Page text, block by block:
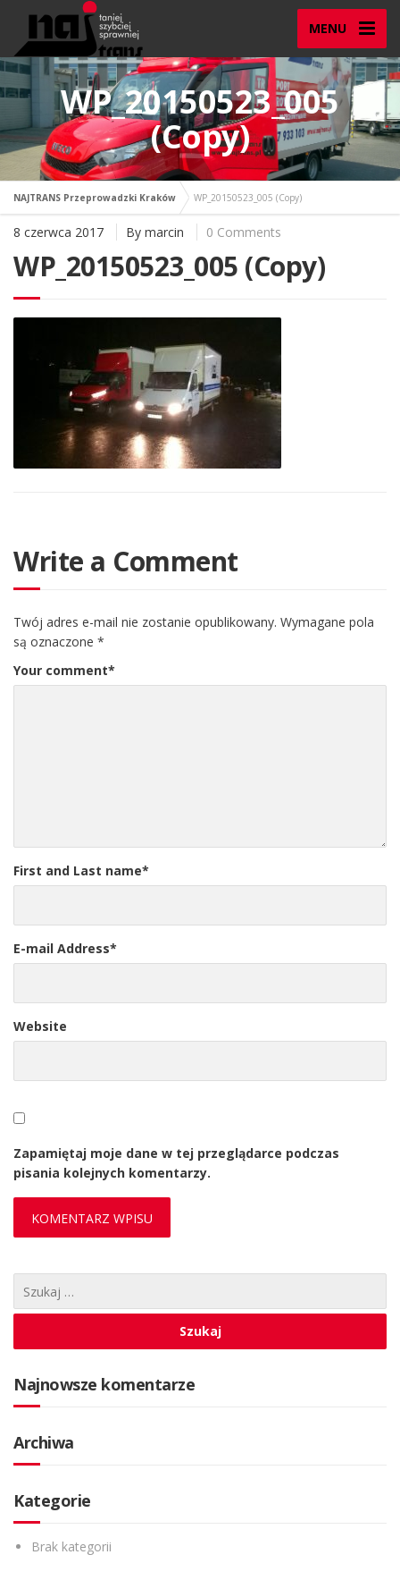
MENU
WP_20150523_005
(Copy)
NAJTRANS Przeprowadzki Kraków WP_20150523_005 (Copy)
8 czerwca 2017 By marcin 0 Comments
WP_20150523_005 (Copy)
Write a Comment
Twój adres e-mail nie zostanie opublikowany. Wymagane pola
są oznaczone *
Your comment*
First and Last name*
E-mail Address*
Website
Zapamiętaj moje dane w tej przeglądarce podczas
pisania kolejnych komentarzy.
Najnowsze komentarze
Archiwa
Kategorie
Brak kategorii